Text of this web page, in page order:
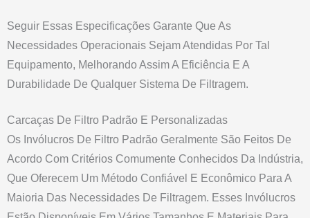
Seguir Essas Especificações Garante Que As
Necessidades Operacionais Sejam Atendidas Por Tal
Equipamento, Melhorando Assim A Eficiência E A
Durabilidade De Qualquer Sistema De Filtragem.
Carcaças De Filtro Padrão E Personalizadas
Os Invólucros De Filtro Padrão Geralmente São Feitos De
Acordo Com Critérios Comumente Conhecidos Da Indústria,
Que Oferecem Um Método Confiável E Econômico Para A
Maioria Das Necessidades De Filtragem. Esses Invólucros